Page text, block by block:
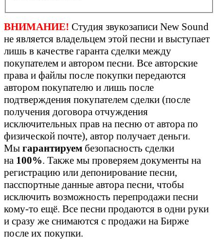
ВНИМАНИЕ! Студия звукозаписи New Sound
не является владельцем этой песни и выступает
лишь в качестве гаранта сделки между
покупателем и автором песни. Все авторские
права и файлы после покупки передаются
автором покупателю и лишь после
подтверждения покупателем сделки (после
получения договора отчуждения
исключительных прав на песню от автора по
физической почте), автор получает деньги.
Мы гарантируем безопасность сделки
на 100%. Также мы проверяем документы на
регистрацию или депонирование песни,
пасспортные данные автора песни, чтобы
исключить возможность перепродажи песни
кому-то ещё. Все песни продаются в одни руки
и сразу же снимаются с продажи на Бирже
после их покупки.